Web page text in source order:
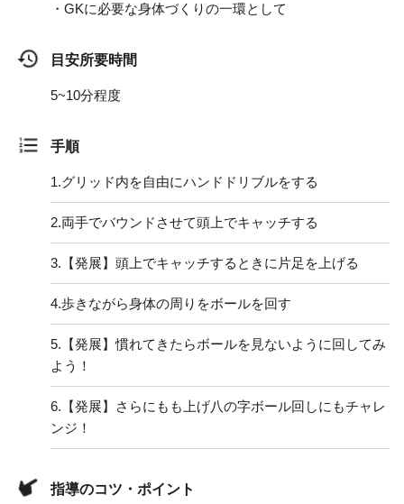
・GKに必要な身体づくりの一環として
目安所要時間
5~10分程度
手順
1.グリッド内を自由にハンドドリブルをする
2.両手でバウンドさせて頭上でキャッチする
3. 【発展】頭上でキャッチするときに片足を上げる
4.歩きながら身体の周りをボールを回す
5. 【発展】慣れてきたらボールを見ないように回してみ
よう！
6. 【発展】さらにもも上げ八の字ボール回しにもチャレ
ンジ！
指導のコツ・ポイント